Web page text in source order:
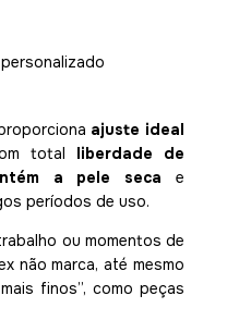
ajuste ideal
total
liberdade de
a pele seca e
períodos de uso.
ou momentos de
não marca, até mesmo
finos”, como peças